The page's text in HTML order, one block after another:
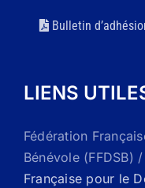
Bulletin
LIENS
Fédération
Bénévole (FFDSB) /
Française pour le